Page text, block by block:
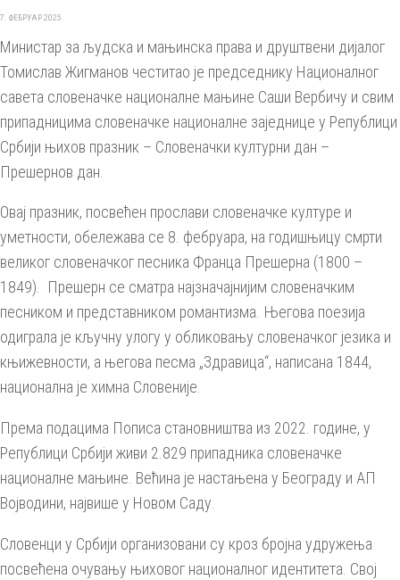
7. ФЕБРУАР 2025.
Министар за људска и мањинска права и друштвени дијалог
Томислав Жигманов честитао је председнику Националног
савета словеначке националне мањине Саши Вербичу и свим
припадницима словеначке националне заједнице у Републици
Србији њихов празник – Словеначки културни дан –
Прешернов дан.
Овај празник, посвећен прослави словеначке културе и
уметности, обележава се 8. фебруара, на годишњицу смрти
великог словеначког песника Франца Прешерна (1800 –
1849). Прешерн се сматра најзначајнијим словеначким
песником и представником романтизма. Његова поезија
одиграла је кључну улогу у обликовању словеначког језика и
књижевности, а његова песма „Здравица“, написана 1844,
национална је химна Словеније.
Према подацима Пописа становништва из 2022. године, у
Републици Србији живи 2.829 припадника словеначке
националне мањине. Већина је настањена у Београду и АП
Војводини, највише у Новом Саду.
Словенци у Србији организовани су кроз бројна удружења
посвећена очувању њиховог националног идентитета. Свој